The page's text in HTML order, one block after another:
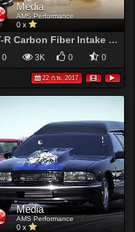
Media
AMS Performance
0 x
GT-R Carbon Fiber Intake Manifold
0 3K 0 0
22 ก.พ. 2017
Media
AMS Performance
0 x